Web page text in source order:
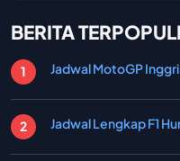
BERITA
Jadwal MotoGP
Jadwal Lengkap F1